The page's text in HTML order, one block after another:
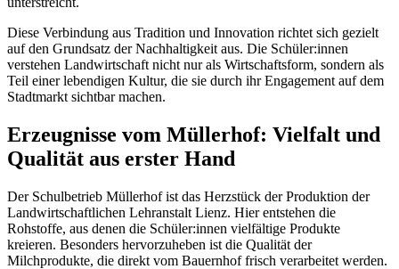
Diese Verbindung aus Tradition und Innovation richtet sich gezielt
auf den Grundsatz der Nachhaltigkeit aus. Die Schüler:innen
verstehen Landwirtschaft nicht nur als Wirtschaftsform, sondern als
Teil einer lebendigen Kultur, die sie durch ihr Engagement auf dem
Stadtmarkt sichtbar machen.
Erzeugnisse vom Müllerhof: Vielfalt und
Qualität aus erster Hand
Der Schulbetrieb Müllerhof ist das Herzstück der Produktion der
Landwirtschaftlichen Lehranstalt Lienz. Hier entstehen die
Rohstoffe, aus denen die Schüler:innen vielfältige Produkte
kreieren. Besonders hervorzuheben ist die Qualität der
Milchprodukte, die direkt vom Bauernhof frisch verarbeitet werden.